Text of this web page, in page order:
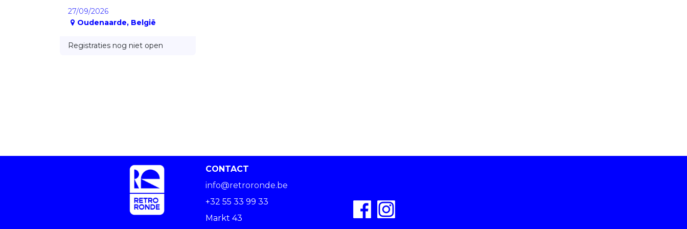
27/09/2026
Oudenaarde, België
Registraties nog niet open
CONTACT
info@retroronde.be
+32 55 33 99 33
Markt 43